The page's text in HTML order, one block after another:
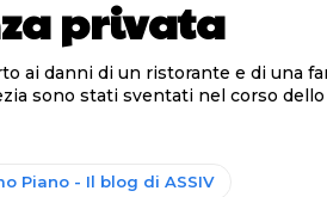
privata
ai danni di un ristorante e di una
sono stati sventati nel corso dello
Piano - Il blog di ASSIV